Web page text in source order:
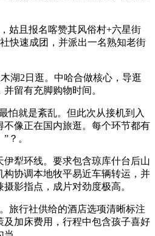
且报名喀赞其风俗村+六星街
快速成团，并派出一名熟知老街
2日逛。中哈合做核心，导逛
留有充脚购物时间。
就是紊乱。但此次从接机到入
像正在国内旅逛。每个环节都有
？。
犁环线。要求包含琼库什台后山
构协调本地牧平易近车辆转运，并
影指点，成片对劲度极高。
行社供给的酒店选项清晰标注
及加床费用，行程中包含孩子喜好